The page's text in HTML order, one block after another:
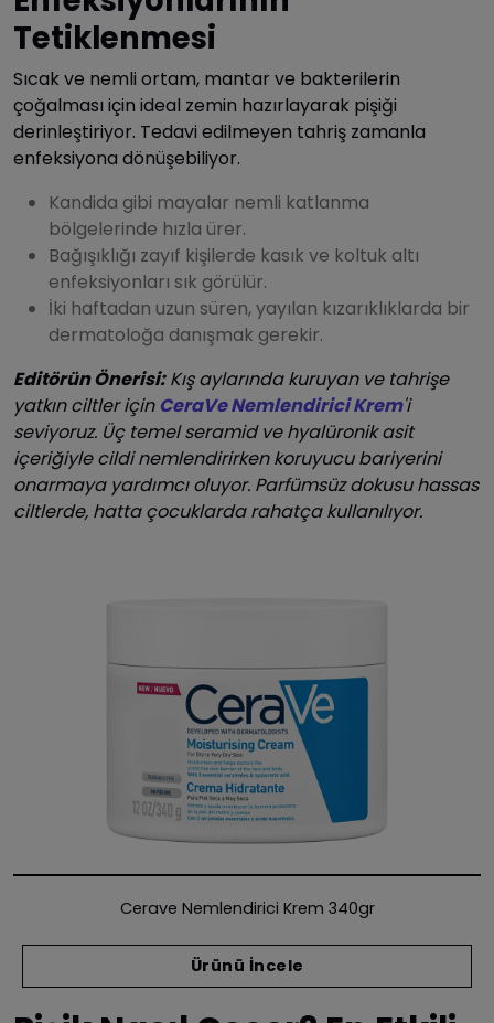
Tetiklenmesi
Sıcak ve nemli ortam, mantar ve bakterilerin
çoğalması için ideal zemin hazırlayarak pişiği
derinleştiriyor. Tedavi edilmeyen tahriş zamanla
enfeksiyona dönüşebiliyor.
Kandida gibi mayalar nemli katlanma
bölgelerinde hızla ürer.
Bağışıklığı zayıf kişilerde kasık ve koltuk altı
enfeksiyonları sık görülür.
İki haftadan uzun süren, yayılan kızarıklıklarda bir
dermatoloğa danışmak gerekir.
Editörün Önerisi: Kış aylarında kuruyan ve tahrişe
yatkın ciltler için CeraVe Nemlendirici Krem'i
seviyoruz. Üç temel seramid ve hyalüronik asit
içeriğiyle cildi nemlendirirken koruyucu bariyerini
onarmaya yardımcı oluyor. Parfümsüz dokusu hassas
ciltlerde, hatta çocuklarda rahatça kullanılıyor.
Cerave Nemlendirici Krem 340gr
Ürünü İncele